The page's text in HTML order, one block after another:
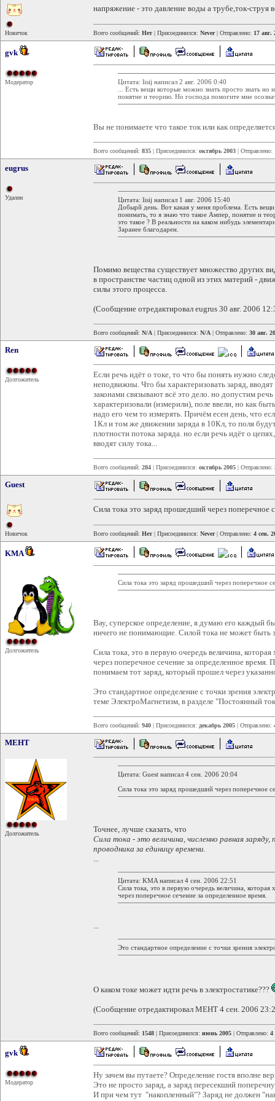
Новичок
напряжение - это давление воды а трубе,ток-струя
Всего сообщений: Нет | Присоединился: Never| Отправлено: 17 авг.
gvk
Модератор
Цитата: lisij написал 2 авг. 2006 0:40
... Есть вещи которые можно знать просто знать
понятие и теорию. Но господа помогите мне
Вы не понимаете что такое ток или как
Всего сообщений: 835 | Присоединился: октябрь 2003 | Отправлено:
eugrus
Удален
Цитата: lisij написал 1 авг. 2006 15:40
Добырй день. Вот какая у меня проблема. Есть
понимать, то я знаю что такое Ампер, понятие и
это такое ? В реальности на каком нибудь
Заранее благодарен.
Помимо вещества существует множество других
в пространстве частиц одной из этих материй -
силы этого процесса.
(Сообщение отредактировал eugrus 30 авг. 2006
Всего сообщений: N/A | Присоединился: N/A | Отправлено: 30 авг.
Ren
Долгожитель
Если речь идёт о токе, то что бы понять нужно
неподвижны. Что бы характеризовать заряд,
законами связывают всё это дело. но допустим
характеризовали (измерили), поле ввели, но как
надо его чем то измерять. Причём есен день, что
1Кл и том же движении заряда в 10Кл, то поля
плотности потока заряда. но если речь идёт о
вводят силу тока...
Всего сообщений: 284 | Присоединился: октябрь 2005 | Отправлено:
Guest
Новичок
Сила тока это заряд прошедший через поперечное
Всего сообщений: Нет | Присоединился: Never| Отправлено: 4 сен.
KMA
Долгожитель
Сила тока это заряд прошедший через поперечное
Вау, суперское определение, я думаю его каждый
ничего не понимающие. Силой тока не может быть
Сила тока, это в первую очередь величина,
через поперечное сечение за определенное
понимаем тот заряд, который прошел через
Это стандартное определение с точки зрения
теме ЭлектроМагнетизм, в разделе "Постоянный
Всего сообщений: 940 | Присоединился: декабрь 2005 | Отправлено:
MEHT
Долгожитель
Цитата: Guest написал 4 сен. 2006 20:04
Сила тока это заряд прошедший через поперечное
Точнее, лучше сказать, что
Сила тока - это величина, численно равная
проводника за единицу времени.
...
Цитата: KMA написал 4 сен. 2006 22:51
Сила тока, это в первую очередь величина,
через поперечное сечение за определенное время.
...
Это стандартное определение с точки зрения
О каком токе может идти речь в электростатике???
(Сообщение отредактировал MEHT 4 сен. 2006
Всего сообщений: 1548 | Присоединился: июнь 2005 | Отправлено: 4
gvk
Модератор
Ну зачем вы путаете? Определение гостя вполне
Это не просто заряд, а заряд пересекший
И при чем тут "накопленный"? Заряд не должен